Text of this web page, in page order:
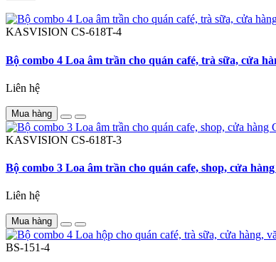
KASVISION CS-618T-4
Bộ combo 4 Loa âm trần cho quán café, trà sữa, cửa
Liên hệ
Mua hàng
KASVISION CS-618T-3
Bộ combo 3 Loa âm trần cho quán cafe, shop, cửa
Liên hệ
Mua hàng
BS-151-4